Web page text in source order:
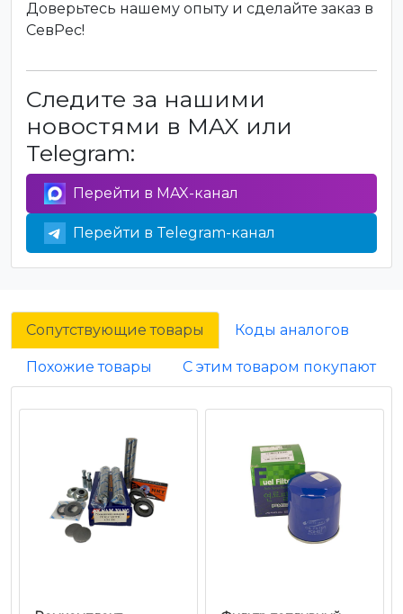
Доверьтесь нашему опыту и сделайте заказ в
СевРес!
Следите за нашими
новостями в MAX или
Telegram:
Перейти в MAX-канал
Перейти в Telegram-канал
Сопутствующие товары Коды аналогов
Похожие товары С этим товаром покупают